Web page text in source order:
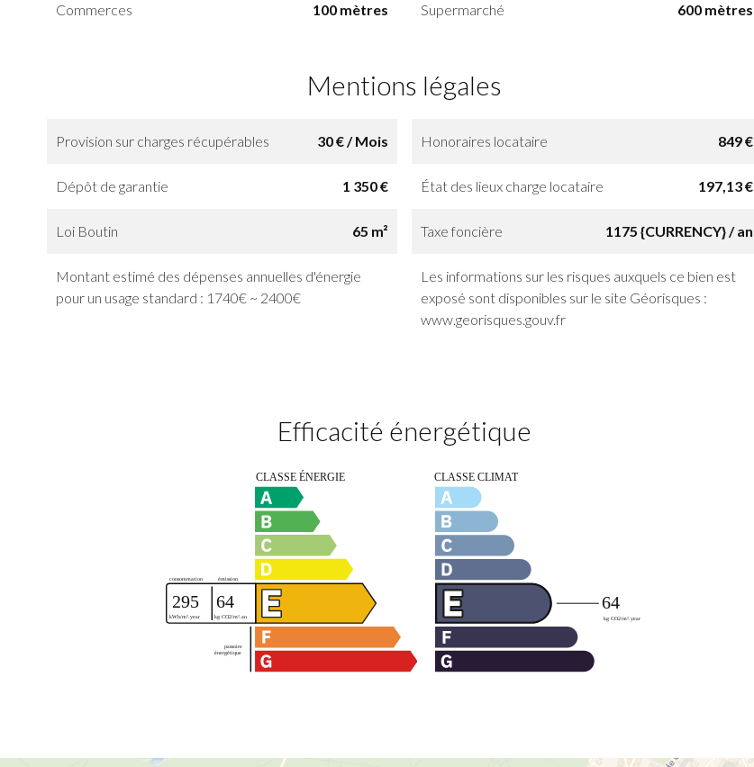
Commerces 100 mètres Supermarché 600 mètres
Mentions légales
Provision sur charges récupérables 30 € / Mois Honoraires locataire 849 €
Dépôt de garantie 1 350 € État des lieux charge locataire 197,13 €
Loi Boutin 65 m² Taxe foncière 1175 {CURRENCY} / an
Montant estimé des dépenses annuelles d'énergie
pour un usage standard : 1740€ ~ 2400€
Les informations sur les risques auxquels ce bien est
exposé sont disponibles sur le site Géorisques :
www.georisques.gouv.fr
Efficacité énergétique